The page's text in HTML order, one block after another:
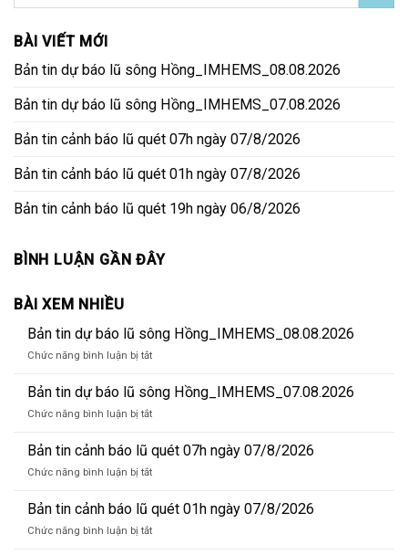
BÀI VIẾT MỚI
Bản tin dự báo lũ sông Hồng_IMHEMS_08.08.2026
Bản tin dự báo lũ sông Hồng_IMHEMS_07.08.2026
Bản tin cảnh báo lũ quét 07h ngày 07/8/2026
Bản tin cảnh báo lũ quét 01h ngày 07/8/2026
Bản tin cảnh báo lũ quét 19h ngày 06/8/2026
BÌNH LUẬN GẦN ĐÂY
BÀI XEM NHIỀU
Bản tin dự báo lũ sông Hồng_IMHEMS_08.08.2026
Chức năng bình luận bị tắtở
tin
báo
sông
Hồng_IMHEMS_08.08.2026
Bản tin dự báo lũ sông Hồng_IMHEMS_07.08.2026
Chức năng bình luận bị tắtở
tin
dự
báo
sông
Hồng_IMHEMS_07.08.2026
Bản tin cảnh báo lũ quét 07h ngày 07/8/2026
Chức năng bình luận bị tắtở
tin
cảnh
báo
Bản tin cảnh báo lũ quét 01h ngày 07/8/2026
Chức năng bình luận bị tắtở